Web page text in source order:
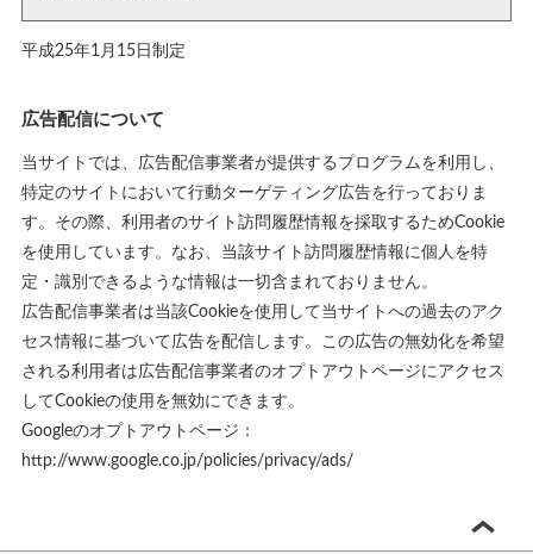
平成25年1月15日制定
広告配信について
当サイトでは、広告配信事業者が提供するプログラムを利用し、
特定のサイトにおいて行動ターゲティング広告を行っておりま
す。その際、利用者のサイト訪問履歴情報を採取するためCookie
を使用しています。なお、当該サイト訪問履歴情報に個人を特
定・識別できるような情報は一切含まれておりません。
広告配信事業者は当該Cookieを使用して当サイトへの過去のアク
セス情報に基づいて広告を配信します。この広告の無効化を希望
される利用者は広告配信事業者のオプトアウトページにアクセス
してCookieの使用を無効にできます。
Googleのオプトアウトページ：
http://www.google.co.jp/policies/privacy/ads/